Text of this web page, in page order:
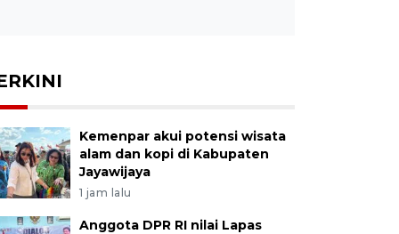
Kemenpar akui potensi wisata
alam dan kopi di Kabupaten
Jayawijaya
1 jam lalu
Anggota DPR RI nilai Lapas